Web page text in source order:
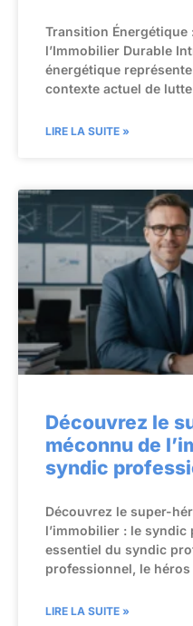
Transition Énergétique
l’Immobilier Durable
énergétique
contexte actuel de
LIRE LA SUITE »
Découvrez le
méconnu de
syndic
Découvrez le super-
l’immobilier : le
essentiel du syndic
professionnel, le
LIRE LA SUITE »